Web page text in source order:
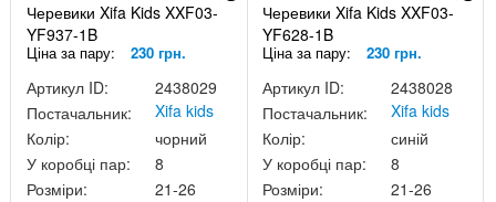
Черевики Xifa Kids XXF03-
YF937-1B
Ціна за пару: 230 грн.
Артикул ID:
2438029
Постачальник:
Xifa kids
Колір:
чорний
У коробці пар:
8
Розміри:
21-26
Черевики Xifa Kids XXF03-
YF628-1B
Ціна за пару: 230 грн.
Артикул ID:
2438028
Постачальник:
Xifa kids
Колір:
синій
У коробці пар:
8
Розміри:
21-26